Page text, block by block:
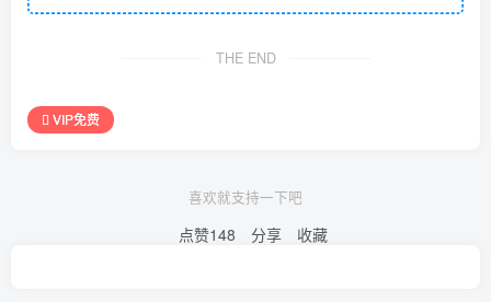
THE END
VIP免费
喜欢就支持一下吧
点赞148 分享 收藏